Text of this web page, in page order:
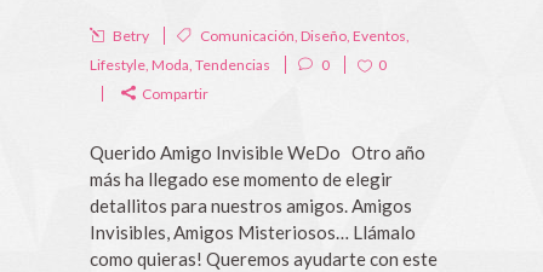
Betry Comunicación Diseño Eventos
Lifestyle Moda Tendencias 0
0
Compartir
Querido Amigo Invisible WeDo Otro año
más ha llegado ese momento de elegir
detallitos para nuestros amigos. Amigos
Invisibles, Amigos Misteriosos… Llámalo
como quieras! Queremos ayudarte con este